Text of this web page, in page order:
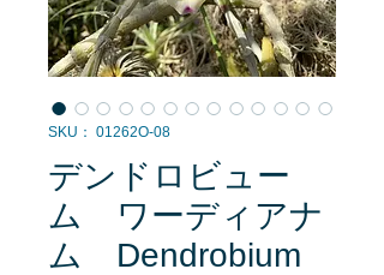
SKU： 01262O-08
デンドロビュー
ム ワーディアナ
ム Dendrobium